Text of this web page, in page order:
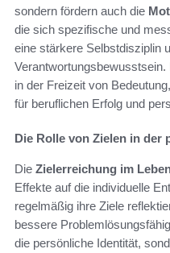
sondern fördern auch die
die sich spezifische und
eine stärkere Selbstdisziplin
in der Freizeit von
für beruflichen Erfolg und
Die Rolle von Zielen in
Die Zielerreichung im
Effekte auf die individuelle
regelmäßig ihre Ziele
bessere
die persönliche Identität,